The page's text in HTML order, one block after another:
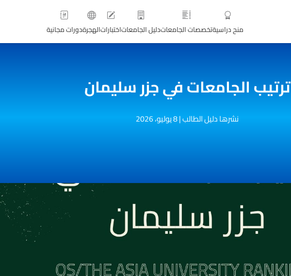
منح دراسيةتخصصات الجامعاتدليل الجامعاتاختباراتالهجرةدورات مجانية
ترتيب الجامعات في جزر سليمان
نشرها دليل الطالب|8 يوليو، 2026